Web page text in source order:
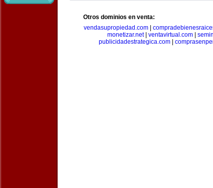
Otros dominios en venta:
vendasupropiedad.com
monetizar.net| ventavirtual.com
publicidadestrategica.com